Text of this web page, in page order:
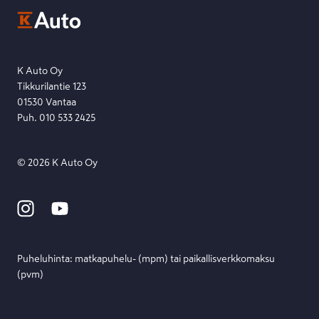
Etsi toimipiste
K Auto Oy
Tikkurilantie 123
01530 Vantaa
Puh. 010 533 2425
© 2026 K Auto Oy
Puheluhinta: matka­puhelu- (mpm) tai paikallis­verkko­maksu
(pvm)